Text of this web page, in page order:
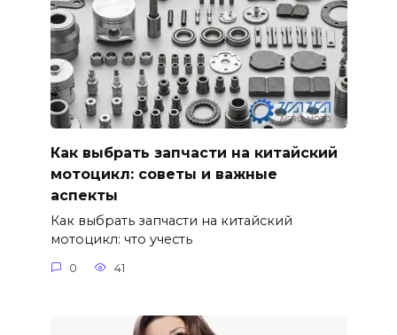
Как выбрать запчасти на китайский
мотоцикл: советы и важные
аспекты
Как выбрать запчасти на китайский
мотоцикл: что учесть
0 41